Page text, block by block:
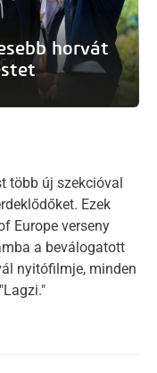
horvát
több új szekcióval
Ezek
Europe verseny
a beválogatott
nyitófilmje, minden